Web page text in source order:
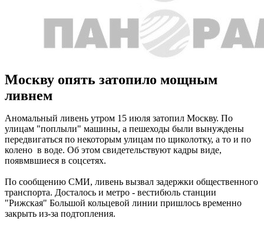
Москву опять затопило мощным
ливнем
Аномальный ливень утром 15 июля затопил Москву. По
улицам "поплыли" машины, а пешеходы были вынуждены
передвигаться по некоторым улицам по щиколотку, а то и по
колено в воде. Об этом свидетельствуют кадры виде,
появмвшиеся в соцсетях.
По сообщению СМИ, ливень вызвал задержки общественного
транспорта. Досталось и метро - вестибюль станции
"Рижская" Большой кольцевой линии пришлось временно
закрыть из-за подтопления.